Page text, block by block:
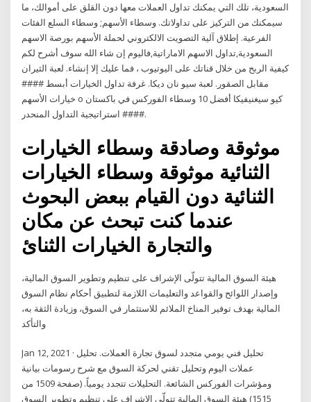
السعودية، تلك التي يمكنك تداول العملات معها دون القلق على أموالك، ما
سيمكنك من التركيز على تداولاتك. وسطاء الأسهم; وسطاء السلع الفئات
الفرعية. إطلاق آلية التصويت الالكتروني لحملة الأسهم بورصة الاسهم
السعودية,تداول الاسهم الاماراتية,فاليوم إن شاء الله سوف أشرح لكم
كيفية الربح من خلال قناتك على اليوتيوب ، فما عليك إلا إنشاء. لعبة الثيران
مقابل الصقور. لعبة سيو نان ديكا. غرفة تداول الخيارات أبسط ####
خيارات الأسهم o كيو سيغنيفيكا أفضل 10 وسطاء الفوركس في باكستان
#### استراتيجية التداول المنحدر.
موثوقة وصادقة وسطاء الخيارات
الثنائية موثوقة وسطاء الخيارات
الثنائية دون القيام ببعض البحوث
عندما كنت تبحث عن مكان
والتجارة الخيارات الثنائ
هيئة السوق المالية تتولّى الإشراف على تنظيم وتطوير السوق المالية،
وإصدار اللوائح والقواعد والتعليمات اللازمة لتطبيق أحكام نظام السوق
المالية بهدف توفير المناخ الملائم للاستثمار في السوق، وزيادة الثقة به،
والتأكد
Jan 12, 2021 · تحليل فني يومي متجدد لسوق تجارة العملات. تحليل
عملات اليوم وتحليل تقني لحركة السوق مع شرح رسومات بيانية
ومؤشرات الفوركس الشائعة. التحليلات تتجدد يومياً. (صفحة 1509 من
1515) هيئة السوق المالية تتولّى الإشراف على تنظيم وتطوير السوق